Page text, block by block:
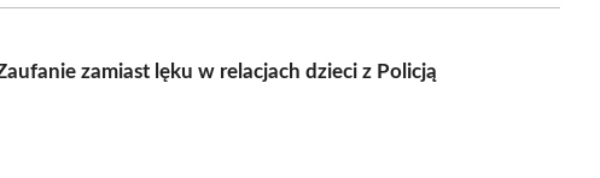
zamiast lęku w relacjach dzieci z Policją